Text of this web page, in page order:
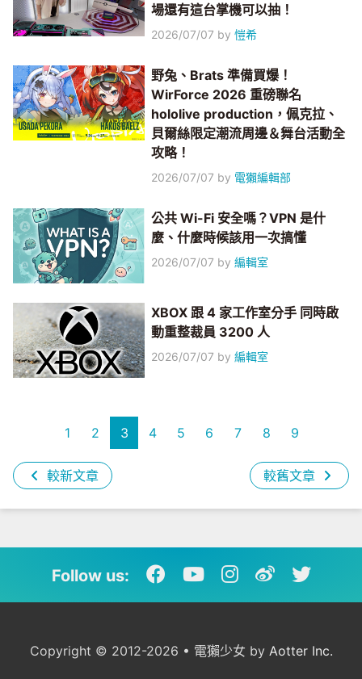
場還有這台掌機可以抽！
2026/07/07 by愷希
野兔、Brats 準備買爆！
WirForce 2026 重磅聯名
hololive production，佩克拉、
貝爾絲限定潮流周邊＆舞台活動全
攻略！
2026/07/07 by 電獺編輯部
公共 Wi-Fi 安全嗎？VPN 是什
麼、什麼時候該用一次搞懂
2026/07/07 by編輯室
XBOX 跟 4 家工作室分手 同時啟
動重整裁員 3200 人
2026/07/07 by編輯室
較新文章
1 2 3 4 5 6 7 8 9
較舊文章
Follow us:
Copyright © 2012-2026 • 電獺少女 by Aotter Inc.